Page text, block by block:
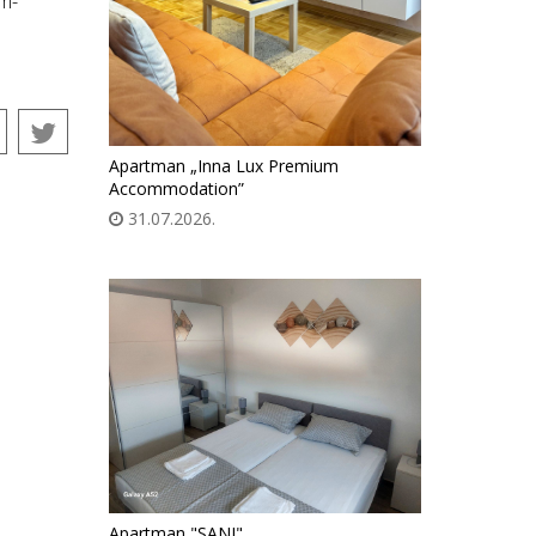
Apartman „Inna Lux Premium
Accommodation”
31.07.2026.